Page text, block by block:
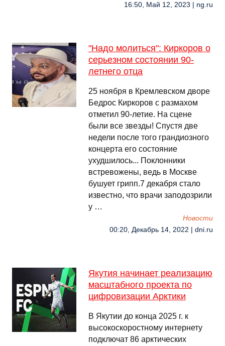
16:50, Май 12, 2023 | ng.ru
"Надо молиться": Киркоров о
серьезном состоянии 90-
летнего отца
25 ноября в Кремлевском дворе
Бедрос Киркоров с размахом
отметил 90-летие. На сцене
были все звезды! Спустя две
недели после того грандиозного
концерта его состояние
ухудшилось... Поклонники
встревожены, ведь в Москве
бушует грипп.7 декабря стало
известно, что врачи заподозрили
у …
Новости
00:20, Декабрь 14, 2022 | dni.ru
Якутия начинает реализацию
масштабного проекта по
цифровизации Арктики
В Якутии до конца 2025 г. к
высокоскоростному интернету
подключат 86 арктических